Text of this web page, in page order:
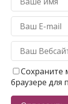
Сохраните
браузере